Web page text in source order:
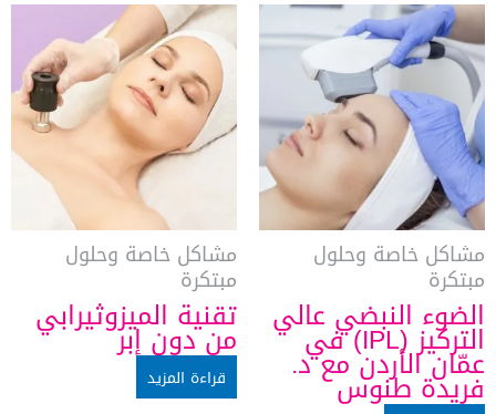
مشاكل خاصة وحلول
مبتكرة
الضوء النبضي عالي
التركيز (IPL) في
عمّان الأردن مع د.
فريدة طنوس
مشاكل خاصة وحلول
مبتكرة
تقنية الميزوثيرابي
من دون إبر
قراءة المزيد